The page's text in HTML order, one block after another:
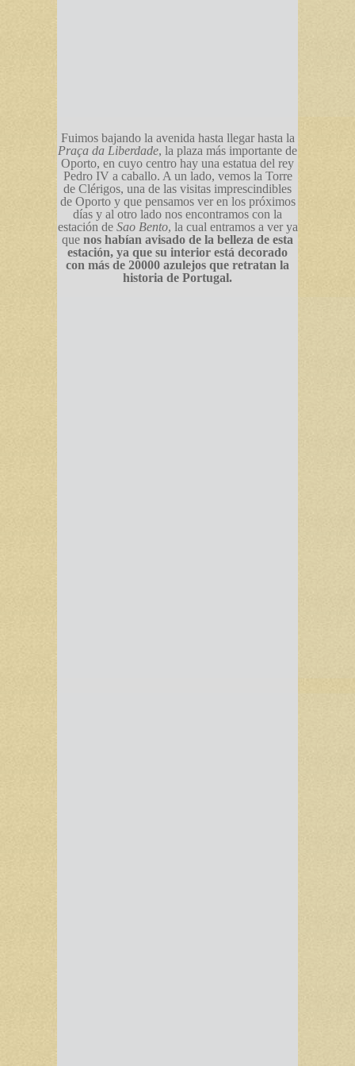
Fuimos bajando la avenida hasta llegar hasta la
Praça da Liberdade, la plaza más importante de
Oporto, en cuyo centro hay una estatua del rey
Pedro IV a caballo. A un lado, vemos la Torre
de Clérigos, una de las visitas imprescindibles
de Oporto y que pensamos ver en los próximos
días y al otro lado nos encontramos con la
estación de Sao Bento, la cual entramos a ver ya
que nos habían avisado de la belleza de esta
estación, ya que su interior está decorado
con más de 20000 azulejos que retratan la
historia de Portugal.